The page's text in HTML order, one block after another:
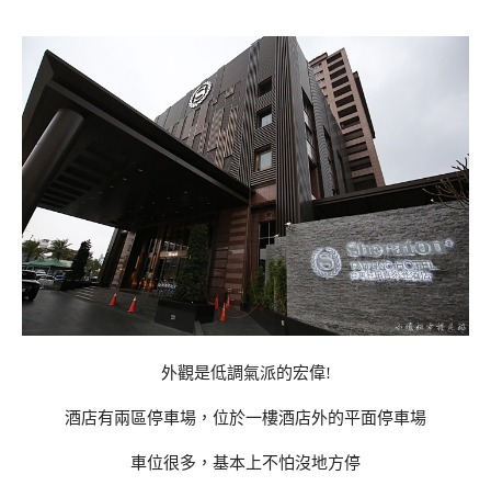
外觀是低調氣派的宏偉!
酒店有兩區停車場，位於一樓酒店外的平面停車場
車位很多，基本上不怕沒地方停